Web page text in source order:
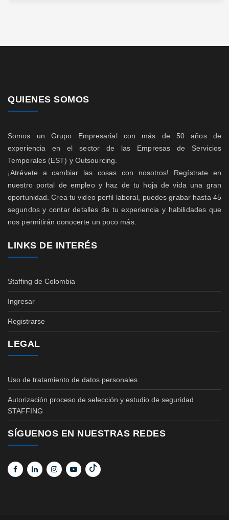
QUIENES SOMOS
Somos un Grupo Empresarial con más de 50 años de
experiencia en el sector de las Empresas de Servicios
Temporales (EST) y Outsourcing.
¡Atrévete a cambiar las cosas con nosotros! Regístrate en
nuestro portal de empleo y haz de tu hoja de vida una gran
oportunidad. Crea tu video perfil laboral, puedes grabar hasta 45
segundos y contar detalles de tu experiencia y habilidades que
nos permitirán conocerte un poco más.
LINKS DE INTERÉS
Staffing de Colombia
Ingresar
Registrarse
LEGAL
Uso de tratamiento de datos personales
Autorización proceso de selección y estudio de seguridad
STAFFING
SÍGUENOS EN NUESTRAS REDES